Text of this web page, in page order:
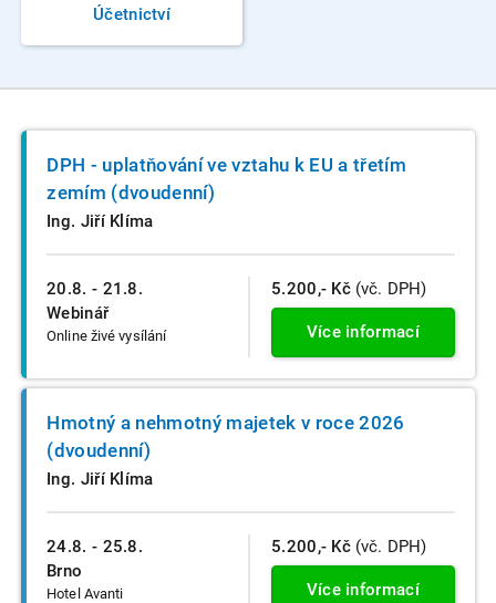
Účetnictví
20.8. - 21.8.
Webinář
Online živé vysílání
DPH - uplatňování ve vztahu k EU a třetím
zemím (dvoudenní)
Ing. Jiří Klíma
5.200,- Kč (vč. DPH)
Více informací
24.8. - 25.8.
Brno
Hotel Avanti
Hmotný a nehmotný majetek v roce 2026
(dvoudenní)
Ing. Jiří Klíma
5.200,- Kč (vč. DPH)
Více informací